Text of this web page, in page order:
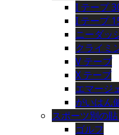
I テープ
I テープ
ニーダッ
クライミ
V テープ
X テープ
エマージ
がいはん
スポーツ別の
ゴルフ